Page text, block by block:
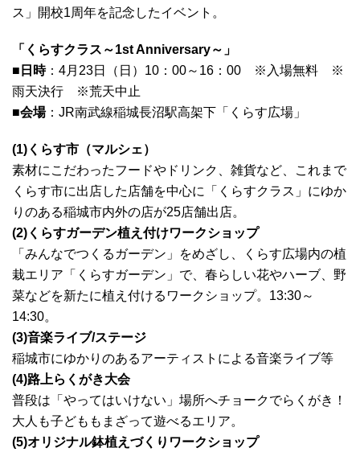
ス」開校1周年を記念したイベント。
「くらすクラス～1st Anniversary～」
■日時：4月23日（日）10：00～16：00 ※入場無料 ※
雨天決行 ※荒天中止
■会場：JR南武線稲城長沼駅高架下「くらす広場」
(1)くらす市（マルシェ）
素材にこだわったフードやドリンク、雑貨など、これまで
くらす市に出店した店舗を中心に「くらすクラス」にゆか
りのある稲城市内外の店が25店舗出店。
(2)くらすガーデン植え付けワークショップ
「みんなでつくるガーデン」をめざし、くらす広場内の植
栽エリア「くらすガーデン」で、春らしい花やハーブ、野
菜などを新たに植え付けるワークショップ。13:30～
14:30。
(3)音楽ライブ/ステージ
稲城市にゆかりのあるアーティストによる音楽ライブ等
(4)路上らくがき大会
普段は「やってはいけない」場所へチョークでらくがき！
大人も子どももまざって遊べるエリア。
(5)オリジナル鉢植えづくりワークショップ